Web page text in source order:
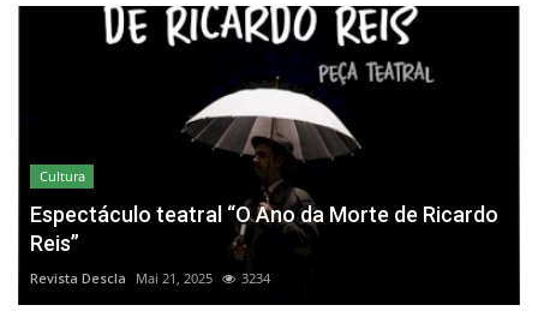
Cultura
Espectáculo teatral “O Ano da Morte de Ricardo
Reis”
Revista Descla Mai 21, 2025 3234